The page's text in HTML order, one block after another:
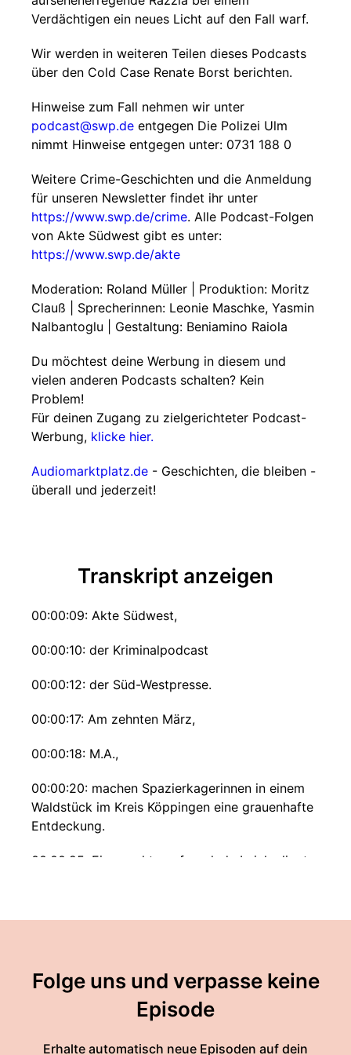
Verdächtigen ein neues Licht auf den Fall warf.
Wir werden in weiteren Teilen dieses Podcasts
über den Cold Case Renate Borst berichten.
Hinweise zum Fall nehmen wir unter
podcast@swp.de entgegen Die Polizei Ulm
nimmt Hinweise entgegen unter: 0731 188 0
Weitere Crime-Geschichten und die Anmeldung
für unseren Newsletter findet ihr unter
https://www.swp.de/crime. Alle Podcast-Folgen
von Akte Südwest gibt es unter:
https://www.swp.de/akte
Moderation: Roland Müller | Produktion: Moritz
Clauß | Sprecherinnen: Leonie Maschke, Yasmin
Nalbantoglu | Gestaltung: Beniamino Raiola
Du möchtest deine Werbung in diesem und
vielen anderen Podcasts schalten? Kein
Problem!
Für deinen Zugang zu zielgerichteter Podcast-
Werbung, klicke hier.
Audiomarktplatz.de - Geschichten, die bleiben -
überall und jederzeit!
Transkript anzeigen
00:00:09: Akte Südwest,
00:00:10: der Kriminalpodcast
00:00:12: der Süd-Westpresse.
00:00:17: Am zehnten März,
00:00:18: M.A.,
00:00:20: machen Spazierkagerinnen in einem
Waldstück im Kreis Köppingen eine grauenhafte
Entdeckung.
00:00:25: Eine nackte gefesselnde Leiche liegt
ermordet.
00:00:35: Doch alle Spuren zum Täter verlaufen
Folge uns und verpasse keine
Episode
Erhalte automatisch neue Episoden auf dein